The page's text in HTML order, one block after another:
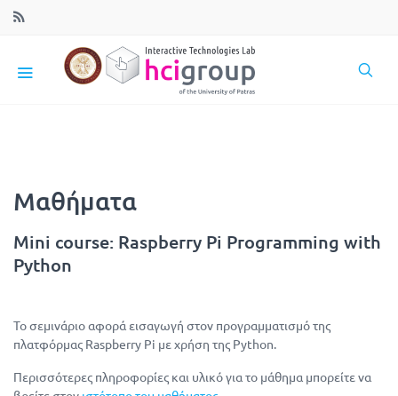
Μαθήματα
Mini course: Raspberry Pi Programming with
Python
Το σεμινάριο αφορά εισαγωγή στον προγραμματισμό της
πλατφόρμας Raspberry Pi με χρήση της Python.
Περισσότερες πληροφορίες και υλικό για το μάθημα μπορείτε να